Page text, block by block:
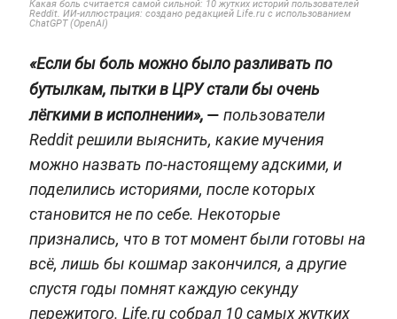
Какая боль считается самой сильной: 10 жутких историй пользователей
Reddit. ИИ-иллюстрация: создано редакцией Life.ru с использованием
ChatGPT (OpenAI)
«Если бы боль можно было разливать по
бутылкам, пытки в ЦРУ стали бы очень
лёгкими в исполнении», — пользователи
Reddit решили выяснить, какие мучения
можно назвать по-настоящему адскими, и
поделились историями, после которых
становится не по себе. Некоторые
признались, что в тот момент были готовы на
всё, лишь бы кошмар закончился, а другие
спустя годы помнят каждую секунду
пережитого. Life.ru собрал 10 самых жутких